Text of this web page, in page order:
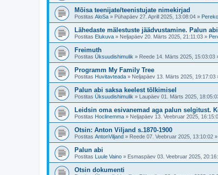
Mõisa teenijate/teenistujate nimekirjad
Postitas AloSa » Pühapäev 27. Aprill 2025, 13:08:04 »
Lähedaste mälestuste jäädvustamine. Palun
Postitas Elukuva » Neljapäev 20. Märts 2025, 21:11:03 »
Freimuth
Postitas Üksuudishimulik » Reede 14. Märts 2025, 15:03:03
Programm My Family Tree
Postitas Huvitavteada » Neljapäev 13. Märts 2025, 19:17:03
Palun abi saksa keelest tõlkimisel
Postitas Üksuudishimulik » Laupäev 01. Märts 2025,
Leidsin oma esivanemad aga palun selgitust.
Postitas Hoclinemma » Neljapäev 13. Veebruar 2025,
Otsin: Anton Viljand s.1870-1900
Postitas AntonViljand » Reede 07. Veebruar 2025, 13:10:02 »
Palun abi
Postitas Luule Vaino » Esmaspäev 03. Veebruar 2025,
Otsin dokumenti